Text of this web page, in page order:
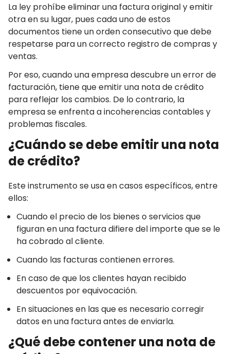
La ley prohíbe eliminar una factura original y emitir
otra en su lugar, pues cada uno de estos
documentos tiene un orden consecutivo que debe
respetarse para un correcto registro de compras y
ventas.
Por eso, cuando una empresa descubre un error de
facturación, tiene que emitir una nota de crédito
para reflejar los cambios. De lo contrario, la
empresa se enfrenta a incoherencias contables y
problemas fiscales.
¿Cuándo se debe emitir una nota
de crédito?
Este instrumento se usa en casos específicos, entre
ellos:
Cuando el precio de los bienes o servicios que
figuran en una factura difiere del importe que se le
ha cobrado al cliente.
Cuando las facturas contienen errores.
En caso de que los clientes hayan recibido
descuentos por equivocación.
En situaciones en las que es necesario corregir
datos en una factura antes de enviarla.
¿Qué debe contener una nota de